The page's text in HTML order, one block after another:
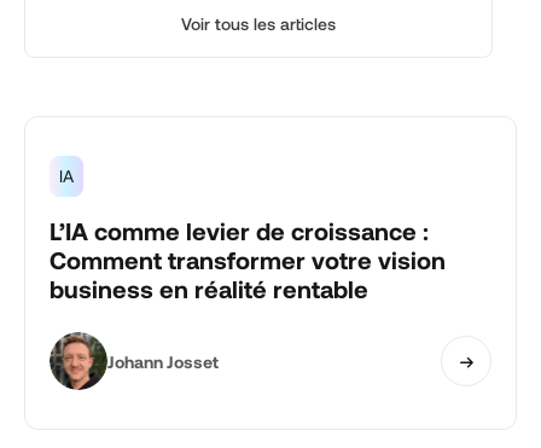
Voir tous les articles
IA
L’IA comme levier de croissance :
Comment transformer votre vision
business en réalité rentable
Johann Josset